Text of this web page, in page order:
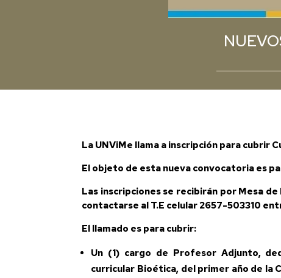
La UNViMe llama a inscripción para cubrir
El objeto de esta nueva convocatoria es
Las inscripciones se recibirán por Mesa
contactarse al T.E celular 2657-503310
El llamado es para cubrir:
Un (1) cargo de Profesor Adjunto,
curricular Bioética, del primer año de la